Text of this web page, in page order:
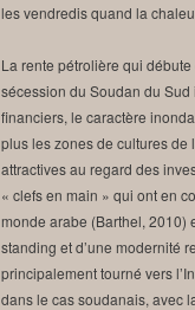
les vendredis quand la
La rente pétrolière qui
sécession du Soudan du
financiers, le caractère
plus les zones de cultures
attractives au regard des
« clefs en main » qui ont en
monde arabe (Barthel, 2010)
standing et d’une modernité
principalement tourné vers
dans le cas soudanais, avec